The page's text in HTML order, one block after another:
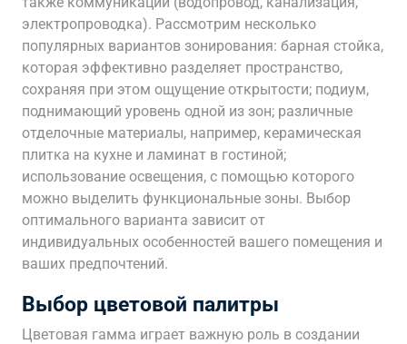
электропроводка). Рассмотрим несколько
популярных вариантов зонирования: барная стойка,
которая эффективно разделяет пространство,
сохраняя при этом ощущение открытости; подиум,
поднимающий уровень одной из зон; различные
отделочные материалы, например, керамическая
плитка на кухне и ламинат в гостиной;
использование освещения, с помощью которого
можно выделить функциональные зоны. Выбор
оптимального варианта зависит от
индивидуальных особенностей вашего помещения и
ваших предпочтений.
Выбор цветовой палитры
Цветовая гамма играет важную роль в создании